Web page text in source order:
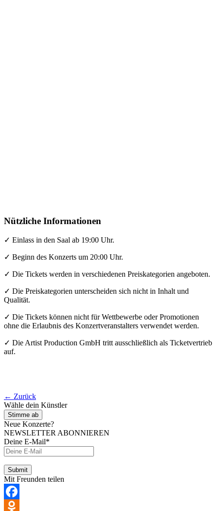
Nützliche Informationen
✓ Einlass in den Saal ab 19:00 Uhr.
✓ Beginn des Konzerts um 20:00 Uhr.
✓ Die Tickets werden in verschiedenen Preiskategorien angeboten.
✓ Die Preiskategorien unterscheiden sich nicht in Inhalt und
Qualität.
✓ Die Tickets können nicht für Wettbewerbe oder Promotionen
ohne die Erlaubnis des Konzertveranstalters verwendet werden.
✓ Die Artist Production GmbH tritt ausschließlich als Ticketvertrieb
auf.
← Zurück
Wähle dein Künstler
Stimme ab
Neue Konzerte?
NEWSLETTER ABONNIEREN
Deine E-Mail*
Mit Freunden teilen
Facebook